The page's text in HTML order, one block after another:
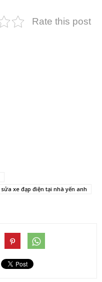
Rate this post
sửa xe đạp điện tại nhà yến anh